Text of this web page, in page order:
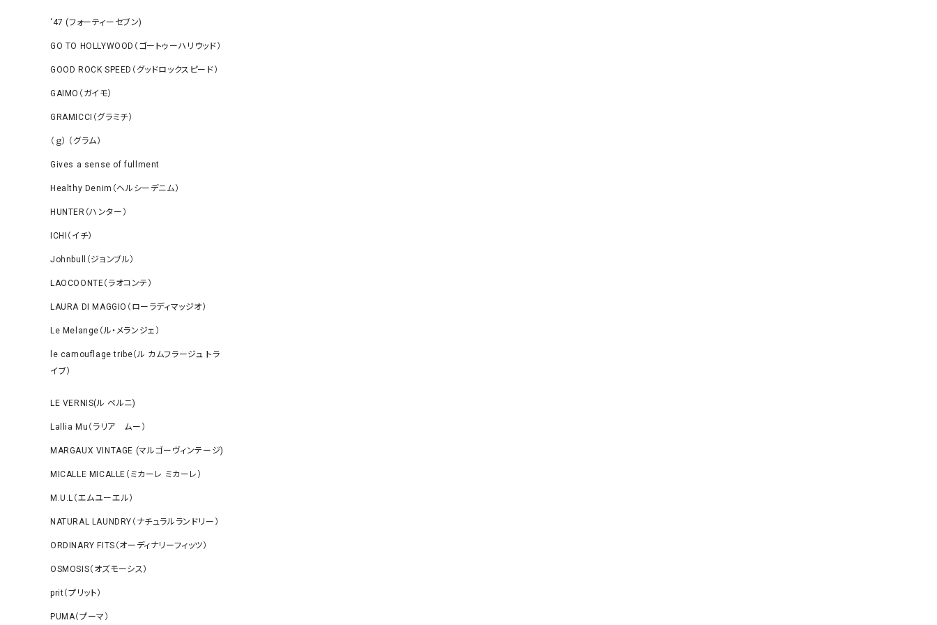
‘47 (フォーティーセブン)
GO TO HOLLYWOOD（ゴートゥーハリウッド）
GOOD ROCK SPEED（グッドロックスピード）
GAIMO（ガイモ）
GRAMICCI（グラミチ）
（ｇ） （グラム）
Gives a sense of fullment
Healthy Denim（ヘルシーデニム）
HUNTER（ハンター）
ICHI（イチ）
Johnbull（ジョンブル）
LAOCOONTE（ラオコンテ）
LAURA DI MAGGIO（ローラディマッジオ）
Le Melange（ル・メランジェ）
le camouflage tribe（ル カムフラージュ トラ
イブ）
LE VERNIS(ル ベルニ)
Lallia Mu（ラリア ムー）
MARGAUX VINTAGE (マルゴーヴィンテージ)
MICALLE MICALLE（ミカーレ ミカーレ）
M.U.L（エムユーエル）
NATURAL LAUNDRY（ナチュラルランドリー）
ORDINARY FITS（オーディナリーフィッツ）
OSMOSIS（オズモーシス）
prit（プリット）
PUMA（プーマ）